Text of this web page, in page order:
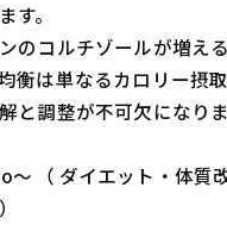
す。
のコルチゾールが増え
衡は単なるカロリー摂
と調整が不可欠になりま
（ ダイエット・体質